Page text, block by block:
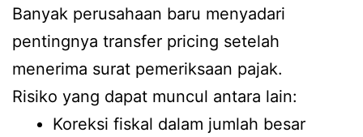
Banyak perusahaan baru menyadari
pentingnya transfer pricing setelah
menerima surat pemeriksaan pajak.
Risiko yang dapat muncul antara lain:
Koreksi fiskal dalam jumlah besar